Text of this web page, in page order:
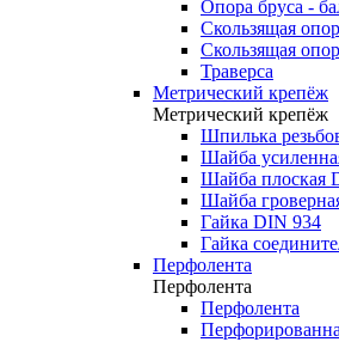
Опора бруса -
Скользящая
Скользящая
Траверса
Метрический крепёж
Метрический крепёж
Шпилька
Шайба
Шайба плоская
Шайба
Гайка DIN 934
Гайка
Перфолента
Перфолента
Перфолента